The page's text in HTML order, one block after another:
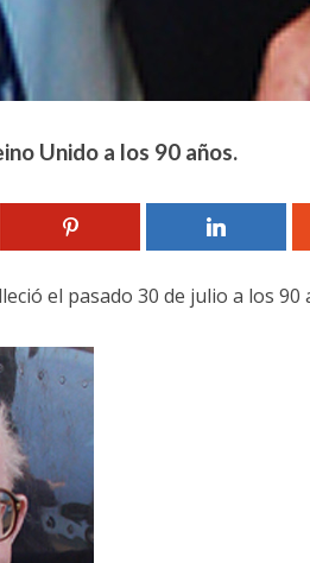
Unido a los 90 años.
el pasado 30 de julio a los 90